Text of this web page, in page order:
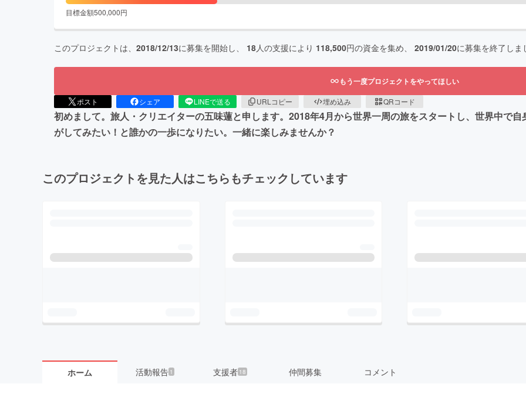
目標金額500,000円
このプロジェクトは、 2018/12/13に募集を開始し、 18人の支援により 118,500円の資金を集め、 2019/01/20に募集を終了しま
もう一度プロジェクトをやってほしい
ポスト シェア LINEで送る URLコピー 埋め込み QRコード
初めまして。旅人・クリエイターの五味蓮と申します。2018年4月から世界一周の旅をスタートし、世界中で
がしてみたい！と誰かの一歩になりたい。一緒に楽しみませんか？
このプロジェクトを見た人はこちらもチェックしています
ホーム 活動報告 1 支援者 18 仲間募集 コメント